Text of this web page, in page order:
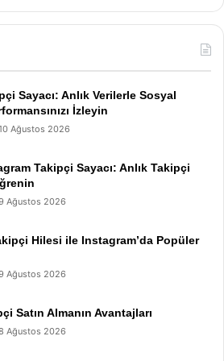
Sayacı: Anlık Verilerle Sosyal
İzleyin
Ağustos 2026
Takipçi Sayacı: Anlık Takipçi
Ağustos 2026
Hilesi ile Instagram’da Popüler
Ağustos 2026
Satın Almanın Avantajları
Ağustos 2026